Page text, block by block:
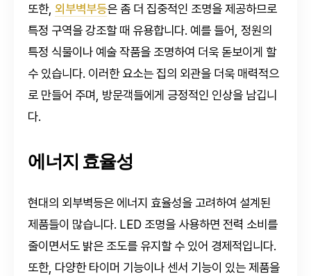
또한, 외부벽부등은 좀 더 집중적인 조명을 제공하므로
특정 구역을 강조할 때 유용합니다. 예를 들어, 정원의
특정 식물이나 예술 작품을 조명하여 더욱 돋보이게 할
수 있습니다. 이러한 요소는 집의 외관을 더욱 매력적으
로 만들어 주며, 방문객들에게 긍정적인 인상을 남깁니
다.
에너지 효율성
현대의 외부벽등은 에너지 효율성을 고려하여 설계된
제품들이 많습니다. LED 조명을 사용하면 전력 소비를
줄이면서도 밝은 조도를 유지할 수 있어 경제적입니다.
또한, 다양한 타이머 기능이나 센서 기능이 있는 제품을